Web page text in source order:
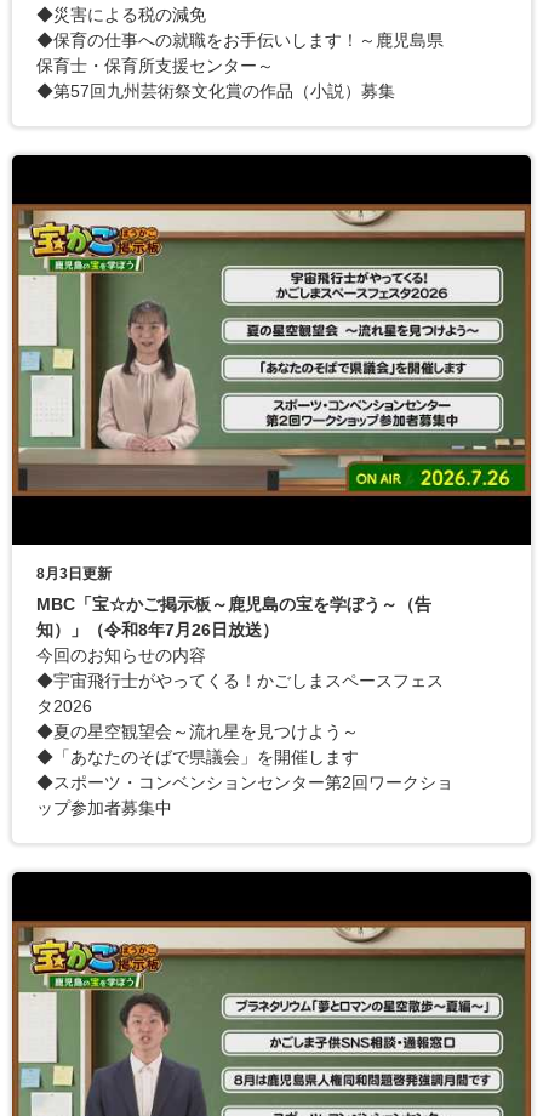
◆災害による税の減免
◆保育の仕事への就職をお手伝いします！～鹿児島県
保育士・保育所支援センター～
◆第57回九州芸術祭文化賞の作品（小説）募集
8月3日更新
MBC「宝☆かご掲示板～鹿児島の宝を学ぼう～（告
知）」（令和8年7月26日放送）
今回のお知らせの内容
◆宇宙飛行士がやってくる！かごしまスペースフェス
タ2026
◆夏の星空観望会～流れ星を見つけよう～
◆「あなたのそばで県議会」を開催します
◆スポーツ・コンベンションセンター第2回ワークショ
ップ参加者募集中